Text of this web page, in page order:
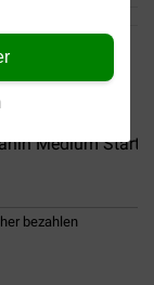
Medium
bezahlen